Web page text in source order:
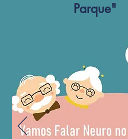
Parque"